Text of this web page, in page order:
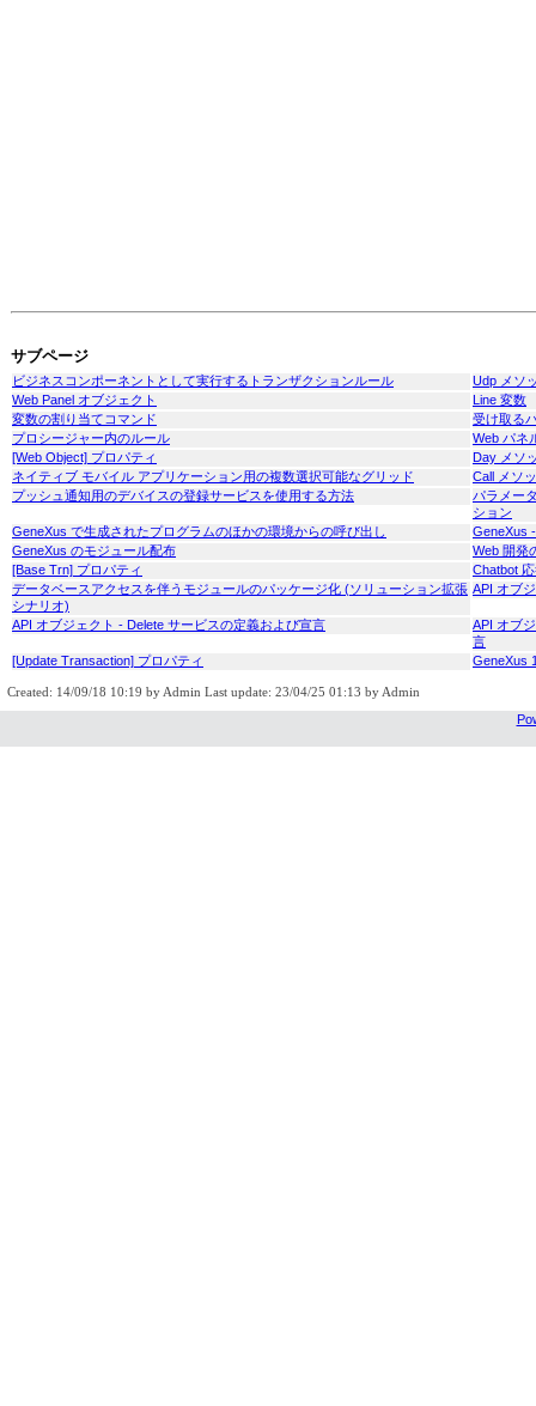
サブページ
ビジネスコンポーネントとして実行するトランザクションルール
Udp メソ
Web Panel オブジェクト
Line 変数
変数の割り当てコマンド
受け取る
プロシージャー内のルール
Web パネ
[Web Object] プロパティ
Day メソ
ネイティブ モバイル アプリケーション用の複数選択可能なグリッド
Call メソ
プッシュ通知用のデバイスの登録サービスを使用する方法
パラメー
ション
GeneXus で生成されたプログラムのほかの環境からの呼び出し
GeneXus
GeneXus のモジュール配布
Web 開発
[Base Trn] プロパティ
Chatbot
データベースアクセスを伴うモジュールのパッケージ化 (ソリューション拡張
シナリオ)
API オブ
API オブジェクト - Delete サービスの定義および宣言
API オブ
言
[Update Transaction] プロパティ
GeneXus
Created: 14/09/18 10:19 by Admin Last update: 23/04/25 01:13 by Admin